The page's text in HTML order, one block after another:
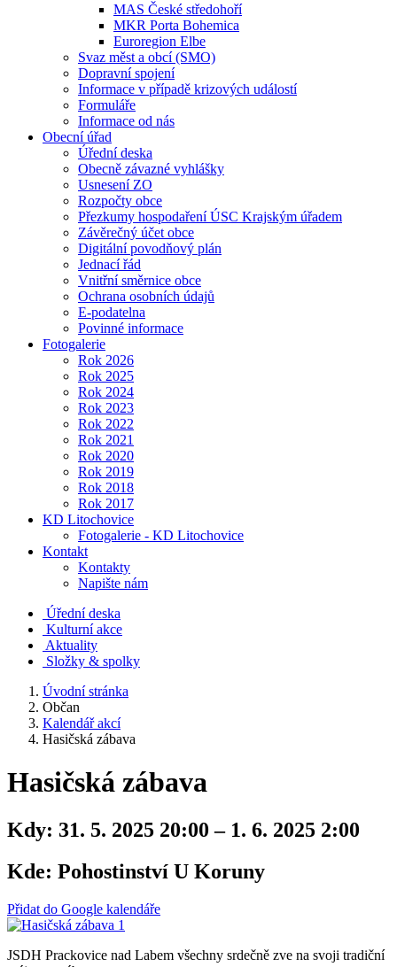
MAS České středohoří
MKR Porta Bohemica
Euroregion Elbe
Svaz měst a obcí (SMO)
Dopravní spojení
Informace v případě krizových událostí
Formuláře
Informace od nás
Obecní úřad
Úřední deska
Obecně závazné vyhlášky
Usnesení ZO
Rozpočty obce
Přezkumy hospodaření ÚSC Krajským úřadem
Závěrečný účet obce
Digitální povodňový plán
Jednací řád
Vnitřní směrnice obce
Ochrana osobních údajů
E-podatelna
Povinné informace
Fotogalerie
Rok 2026
Rok 2025
Rok 2024
Rok 2023
Rok 2022
Rok 2021
Rok 2020
Rok 2019
Rok 2018
Rok 2017
KD Litochovice
Fotogalerie - KD Litochovice
Kontakt
Kontakty
Napište nám
Úřední deska
Kulturní akce
Aktuality
Složky & spolky
Úvodní stránka
Občan
Kalendář akcí
Hasičská zábava
Hasičská zábava
Kdy: 31. 5. 2025 20:00 – 1. 6. 2025 2:00
Kde: Pohostinství U Koruny
Přidat do Google kalendáře
JSDH Prackovice nad Labem všechny srdečně zve na svoji tradiční